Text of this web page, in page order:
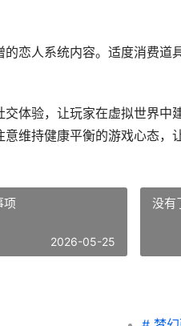
恋人系统内容。适度消费
体验，让玩家在虚拟世界
维持健康平衡的游戏心态，
项
2026-05-25
没有